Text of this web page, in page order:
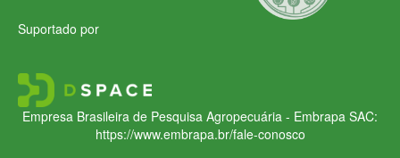
Suportado por
Empresa Brasileira de Pesquisa Agropecuária - Embrapa SAC:
https://www.embrapa.br/fale-conosco